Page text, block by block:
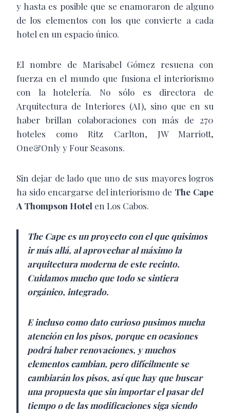
y hasta es posible que se enamoraron de alguno
de los elementos con los que convierte a cada
hotel en un espacio único.
El nombre de Marisabel Gómez resuena con
fuerza en el mundo que fusiona el interiorismo
con la hotelería. No sólo es directora de
Arquitectura de Interiores (AI), sino que en su
haber brillan colaboraciones con más de 270
hoteles como Ritz Carlton, JW Marriott,
One&Only y Four Seasons.
Sin dejar de lado que uno de sus mayores logros
ha sido encargarse del interiorismo de The Cape
A Thompson Hotel en Los Cabos.
The Cape es un proyecto con el que quisimos
ir más allá, al aprovechar al máximo la
arquitectura moderna de este recinto.
Cuidamos mucho que todo se sintiera
orgánico, integrado.
E incluso como dato curioso pusimos mucha
atención en los pisos, porque en ocasiones
podrá haber renovaciones, y muchos
elementos cambian, pero difícilmente se
cambiarán los pisos, así que hay que buscar
una propuesta que sin importar el pasar del
tiempo o de las modificaciones siga siendo